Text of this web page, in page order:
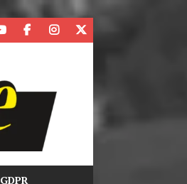
GDPR